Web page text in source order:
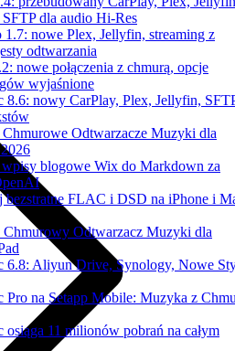
SFTP dla audio Hi-Res
1.7: nowe Plex, Jellyfin, streaming z
odtwarzania
nowe połączenia z chmurą, opcje
wyjaśnione
8.6: nowy CarPlay, Plex, Jellyfin,
Chmurowe Odtwarzacze Muzyki dla
blogowe Wix do Markdown za
bezstratne FLAC i DSD na iPhone i
Chmurowy Odtwarzacz Muzyki dla
6.8: Aliyun Drive, Synology, Nowe
Pro na Setapp Mobile: Muzyka z
osiąga 11 milionów pobrań na całym